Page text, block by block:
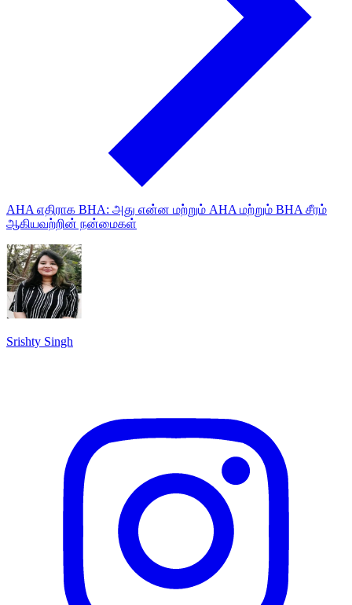
AHA எதிராக BHA: அது என்ன மற்றும் AHA மற்றும் BHA சீரம்
ஆகியவற்றின் நன்மைகள்
Srishty Singh